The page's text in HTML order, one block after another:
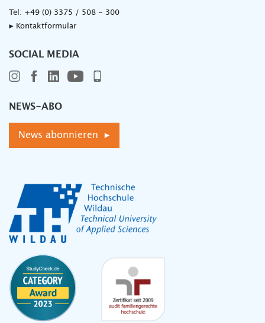
Tel: +49 (0) 3375 / 508 - 300
▸ Kontaktformular
SOCIAL MEDIA
NEWS-ABO
News abonnieren ▸